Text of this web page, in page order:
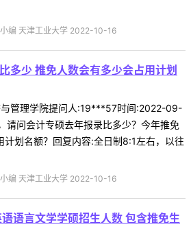
编 天津工业大学 2022-10-16
多少 推免人数会有多少会占用计划
管理学院提问人:19***57时间:2022-09-
请问会计专硕去年报录比多少？今年推免
计划名额？回复内容:全日制8:1左右，以往
编 天津工业大学 2022-10-16
语言文学学硕招生人数 包含推免生